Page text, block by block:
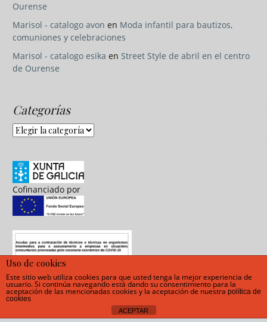
Ourense
Marisol - catalogo avon en Moda infantil para bautizos,
comuniones y celebraciones
Marisol - catalogo esika en Street Style de abril en el centro
de Ourense
Categorías
Categorías
Cofinanciado por
Uso de cookies
Este sitio web utiliza cookies para que usted tenga la mejor experiencia de
usuario. Si continúa navegando está dando su consentimiento para la
aceptación de las mencionadas cookies y la aceptación de nuestra política de
cookies
ACEPTAR